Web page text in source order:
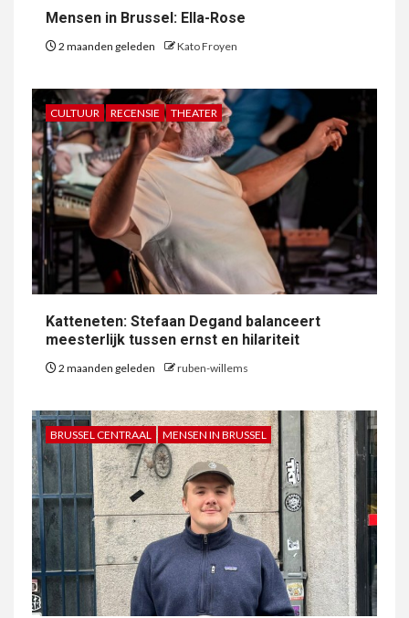
Mensen in Brussel: Ella-Rose
2 maanden geleden Kato Froyen
CULTUUR RECENSIE THEATER
Katteneten: Stefaan Degand balanceert
meesterlijk tussen ernst en hilariteit
2 maanden geleden ruben-willems
BRUSSEL CENTRAAL MENSEN IN BRUSSEL